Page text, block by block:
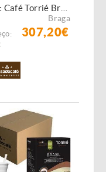
Braga
307,20€